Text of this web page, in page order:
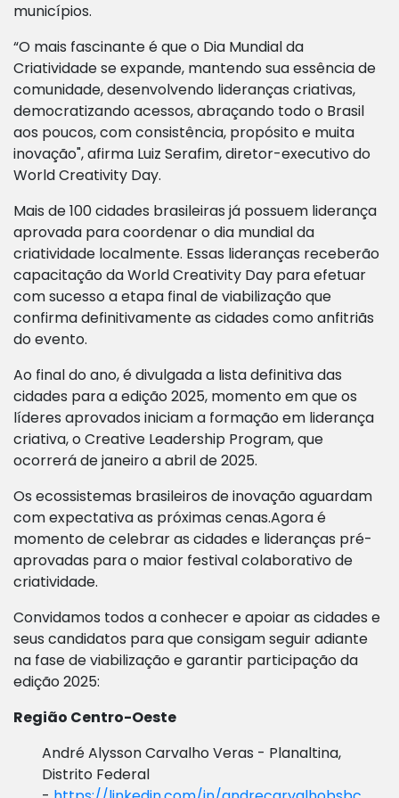
municípios.
“O mais fascinante é que o Dia Mundial da
Criatividade se expande, mantendo sua essência de
comunidade, desenvolvendo lideranças criativas,
democratizando acessos, abraçando todo o Brasil
aos poucos, com consistência, propósito e muita
inovação", afirma Luiz Serafim, diretor-executivo do
World Creativity Day.
Mais de 100 cidades brasileiras já possuem liderança
aprovada para coordenar o dia mundial da
criatividade localmente. Essas lideranças receberão
capacitação da World Creativity Day para efetuar
com sucesso a etapa final de viabilização que
confirma definitivamente as cidades como anfitriãs
do evento.
Ao final do ano, é divulgada a lista definitiva das
cidades para a edição 2025, momento em que os
líderes aprovados iniciam a formação em liderança
criativa, o Creative Leadership Program, que
ocorrerá de janeiro a abril de 2025.
Os ecossistemas brasileiros de inovação aguardam
com expectativa as próximas cenas.Agora é
momento de celebrar as cidades e lideranças pré-
aprovadas para o maior festival colaborativo de
criatividade.
Convidamos todos a conhecer e apoiar as cidades e
seus candidatos para que consigam seguir adiante
na fase de viabilização e garantir participação da
edição 2025:
Região Centro-Oeste
André Alysson Carvalho Veras - Planaltina,
Distrito Federal